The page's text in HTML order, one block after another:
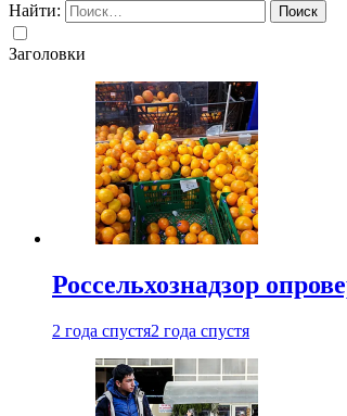
Найти:
Заголовки
Россельхознадзор
2 года спустя2 года спустя